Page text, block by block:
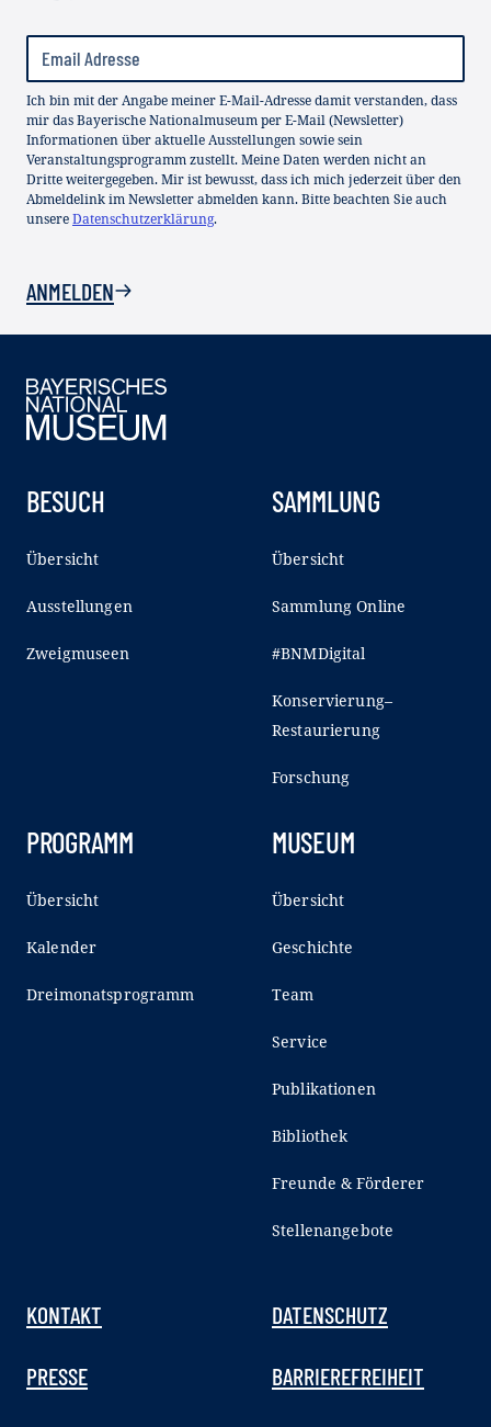
Ich bin mit der Angabe meiner E-Mail-Adresse damit verstanden, dass
mir das Bayerische Nationalmuseum per E-Mail (Newsletter)
Informationen über aktuelle Ausstellungen sowie sein
Veranstaltungsprogramm zustellt. Meine Daten werden nicht an
Dritte weitergegeben. Mir ist bewusst, dass ich mich jederzeit über den
Abmeldelink im Newsletter abmelden kann. Bitte beachten Sie auch
unsereDatenschutzerklärung.
ANMELDEN
BESUCH
Übersicht
Ausstellungen
Zweigmuseen
SAMMLUNG
Übersicht
Sammlung Online
#BNMDigital
Konservierung–
Restaurierung
Forschung
PROGRAMM
Übersicht
Kalender
Dreimonatsprogramm
MUSEUM
Übersicht
Geschichte
Team
Service
Publikationen
Bibliothek
Freunde & Förderer
Stellenangebote
KONTAKT
PRESSE
DATENSCHUTZ
BARRIEREFREIHEIT